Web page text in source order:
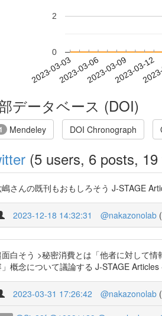
2023-03-032023-03-062023-03-092023-03-12
0
2
データベース (DOI)
1 Mendeley DOI Chronograph
(5 users, 6 posts,
さんの既刊もおもしろそう J-STAGE
2023-12-18 14:32:31 @nakazonolab (
面白そう >秘密消費とは「他者に対して
概念について議論する J-STAGE
2023-03-31 17:26:42 @nakazonolab (